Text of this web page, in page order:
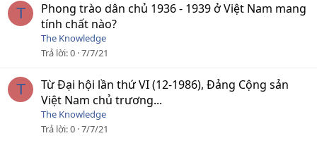
T
Phong trào dân chủ 1936 - 1939 ở Việt Nam mang
tính chất nào?
The Knowledge
Trả lời 0 7/7/21
T
Từ Đại hội lần thứ VI (12-1986), Đảng Cộng sản
Việt Nam chủ trương...
The Knowledge
Trả lời 0 7/7/21